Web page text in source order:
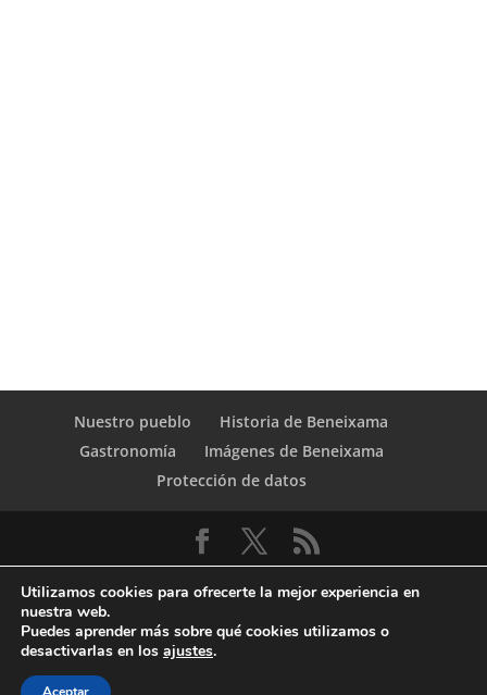
Nuestro pueblo
Historia de Beneixama
Gastronomía
Imágenes de Beneixama
Protección de datos
© Copyright Servicio de Informática y
Utilizamos cookies para ofrecerte la mejor experiencia en
nuestra web.
Puedes aprender más sobre qué cookies utilizamos o
desactivarlas en los ajustes.